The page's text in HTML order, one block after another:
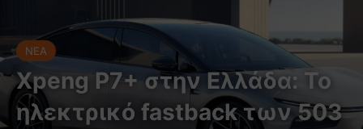
NEA
Xpeng P7+ στην Ελλάδα: Το
ηλεκτρικό fastback των 503